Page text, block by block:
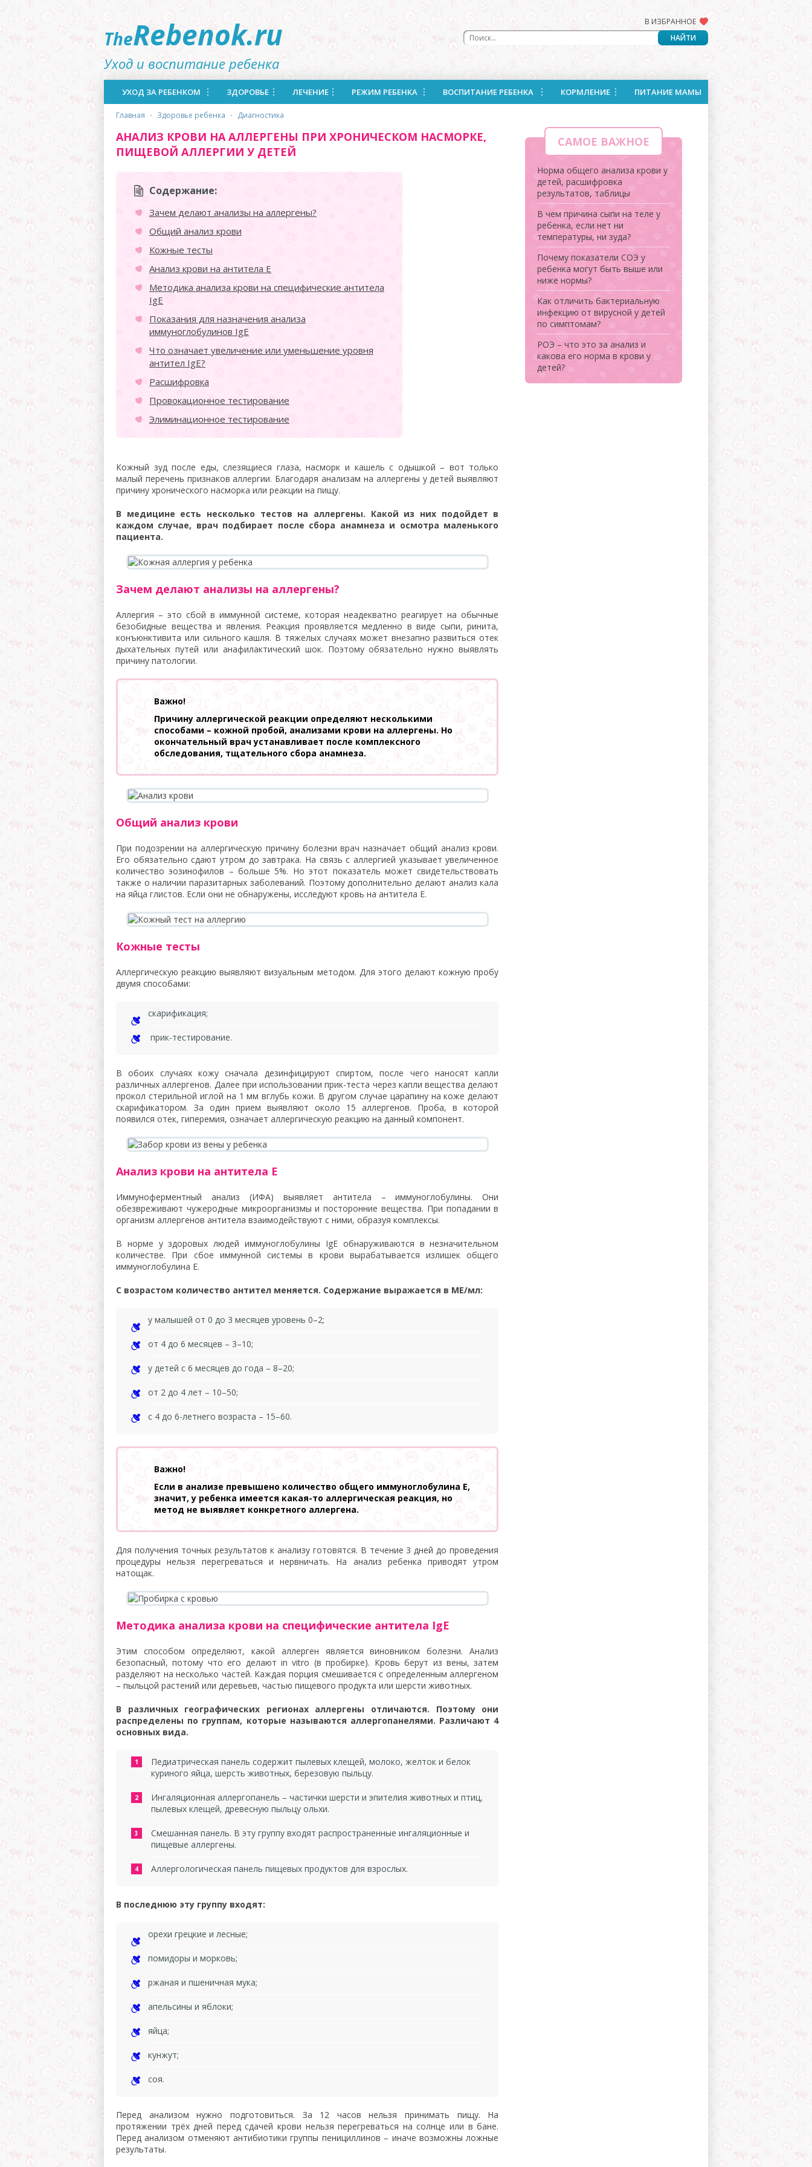
TheRebenok.ru
Уход и воспитание ребенка
В ИЗБРАННОЕ
УХОД ЗА РЕБЕНКОМ ЗДОРОВЬЕ ЛЕЧЕНИЕ РЕЖИМ РЕБЕНКА ВОСПИТАНИЕ РЕБЕНКА КОРМЛЕНИЕ ПИТАНИЕ МАМЫ
главная · здоровье ребенка · диагностика
АНАЛИЗ КРОВИ НА АЛЛЕРГЕНЫ ПРИ ХРОНИЧЕСКОМ НАСМОРКЕ,
ПИЩЕВОЙ АЛЛЕРГИИ У ДЕТЕЙ
Содержание:
Зачем делают анализы на аллергены?
Общий анализ крови
Кожные тесты
Анализ крови на антитела E
Методика анализа крови на специфические антитела
IgE
Показания для назначения анализа
иммуноглобулинов IgE
Что означает увеличение или уменьшение уровня
антител IgE?
Расшифровка
Провокационное тестирование
Элиминационное тестирование
Кожный зуд после еды, слезящиеся глаза, насморк и кашель с одышкой – вот только
малый перечень признаков аллергии. Благодаря анализам на аллергены у детей выявляют
причину хронического насморка или реакции на пищу.
В медицине есть несколько тестов на аллергены. Какой из них подойдет в
каждом случае, врач подбирает после сбора анамнеза и осмотра маленького
пациента.
Зачем делают анализы на аллергены?
Аллергия – это сбой в иммунной системе, которая неадекватно реагирует на обычные
безобидные вещества и явления. Реакция проявляется медленно в виде сыпи, ринита,
конъюнктивита или сильного кашля. В тяжелых случаях может внезапно развиться отек
дыхательных путей или анафилактический шок. Поэтому обязательно нужно выявлять
причину патологии.
Важно!
Причину аллергической реакции определяют несколькими
способами – кожной пробой, анализами крови на аллергены. Но
окончательный врач устанавливает после комплексного
обследования, тщательного сбора анамнеза.
Общий анализ крови
При подозрении на аллергическую причину болезни врач назначает общий анализ крови.
Его обязательно сдают утром до завтрака. На связь с аллергией указывает увеличенное
количество эозинофилов – больше 5%. Но этот показатель может свидетельствовать
также о наличии паразитарных заболеваний. Поэтому дополнительно делают анализ кала
на яйца глистов. Если они не обнаружены, исследуют кровь на антитела E.
Кожные тесты
Аллергическую реакцию выявляют визуальным методом. Для этого делают кожную пробу
двумя способами:
скарификация;
прик-тестирование.
В обоих случаях кожу сначала дезинфицируют спиртом, после чего наносят капли
различных аллергенов. Далее при использовании прик-теста через капли вещества делают
прокол стерильной иглой на 1 мм вглубь кожи. В другом случае царапину на коже делают
скарификатором. За один прием выявляют около 15 аллергенов. Проба, в которой
появился отек, гиперемия, означает аллергическую реакцию на данный компонент.
Анализ крови на антитела E
Иммуноферментный анализ (ИФА) выявляет антитела – иммуноглобулины. Они
обезвреживают чужеродные микроорганизмы и посторонние вещества. При попадании в
организм аллергенов антитела взаимодействуют с ними, образуя комплексы.
В норме у здоровых людей иммуноглобулины IgE обнаруживаются в незначительном
количестве. При сбое иммунной системы в крови вырабатывается излишек общего
иммуноглобулина E.
С возрастом количество антител меняется. Содержание выражается в МЕ/мл:
у малышей от 0 до 3 месяцев уровень 0–2;
от 4 до 6 месяцев – 3–10;
у детей с 6 месяцев до года – 8–20;
от 2 до 4 лет – 10–50;
с 4 до 6-летнего возраста – 15–60.
Важно!
Если в анализе превышено количество общего иммуноглобулина E,
значит, у ребенка имеется какая-то аллергическая реакция, но
метод не выявляет конкретного аллергена.
Для получения точных результатов к анализу готовятся. В течение 3 дней до проведения
процедуры нельзя перегреваться и нервничать. На анализ ребенка приводят утром
натощак.
Методика анализа крови на специфические антитела IgE
Этим способом определяют, какой аллерген является виновником болезни. Анализ
безопасный, потому что его делают in vitro (в пробирке). Кровь берут из вены, затем
разделяют на несколько частей. Каждая порция смешивается с определенным аллергеном
– пыльцой растений или деревьев, частью пищевого продукта или шерсти животных.
В различных географических регионах аллергены отличаются. Поэтому они
распределены по группам, которые называются аллергопанелями. Различают 4
основных вида.
Педиатрическая панель содержит пылевых клещей, молоко, желток и белок
куриного яйца, шерсть животных, березовую пыльцу.
Ингаляционная аллергопанель – частички шерсти и эпителия животных и птиц,
пылевых клещей, древесную пыльцу ольхи.
Смешанная панель. В эту группу входят распространенные ингаляционные и
пищевые аллергены.
Аллергологическая панель пищевых продуктов для взрослых.
В последнюю эту группу входят:
орехи грецкие и лесные;
помидоры и морковь;
ржаная и пшеничная мука;
апельсины и яблоки;
яйца;
кунжут;
соя.
Перед анализом нужно подготовиться. За 12 часов нельзя принимать пищу. На
протяжении трёх дней перед сдачей крови нельзя перегреваться на солнце или в бане.
Перед анализом отменяют антибиотики группы пенициллинов – иначе возможны ложные
результаты.
САМОЕ ВАЖНОЕ
Норма общего анализа крови у
детей, расшифровка
результатов, таблицы
В чем причина сыпи на теле у
ребенка, если нет ни
температуры, ни зуда?
Почему показатели СОЭ у
ребенка могут быть выше или
ниже нормы?
Как отличить бактериальную
инфекцию от вирусной у детей
по симптомам?
РОЭ – что это за анализ и
какова его норма в крови у
детей?